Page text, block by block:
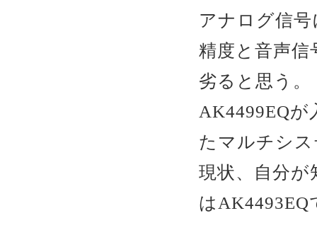
アナログ信
精度と音声
劣ると思う。
AK4499EQが
たマルチシ
現状、自分が
は